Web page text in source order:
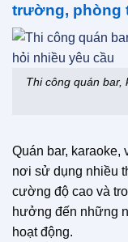
trường, phòng
Thi công quán bar,
Quán bar, karaoke,
nơi sử dụng nhiều
cường độ cao và
hưởng đến những
hoạt động.